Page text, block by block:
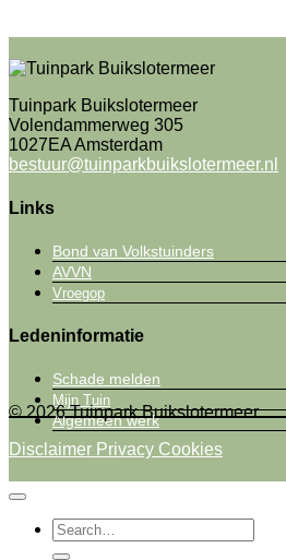
Tuinpark Buikslotermeer
Volendammerweg 305
1027EA Amsterdam
bestuur@tuinparkbuikslotermeer.nl
Links
Bond van Volkstuinders
AVVN
Vroegop
Ledeninformatie
Schade melden
Mijn Tuin
Algemeen werk
© 2026 Tuinpark Buikslotermeer
Disclaimer Privacy Cookies